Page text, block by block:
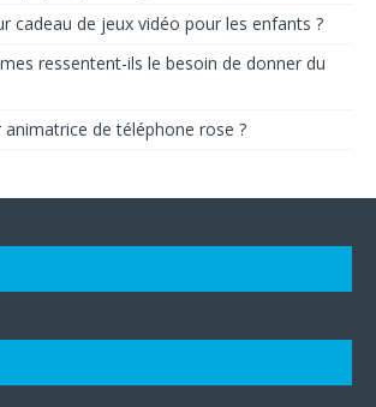
cadeau de jeux vidéo pour les enfants ?
ressentent-ils le besoin de donner du
de téléphone rose ?